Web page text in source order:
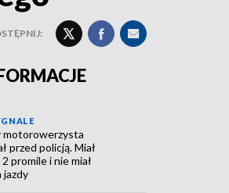
motorowerzysta
przed policją. Miał
promile i nie miał
jazdy